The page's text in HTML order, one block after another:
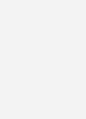
von zwölf